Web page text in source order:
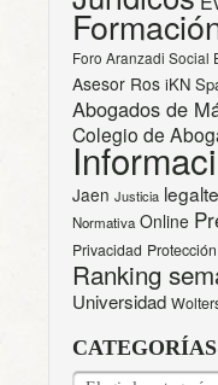
Foro Aranzadi Social
Asesor Ros iKN
Abogados de
Colegio de
Jaen Justicia
Normativa Online
Privacidad
Ranking
Universidad
CATEGORÍAS
CATEGORÍAS